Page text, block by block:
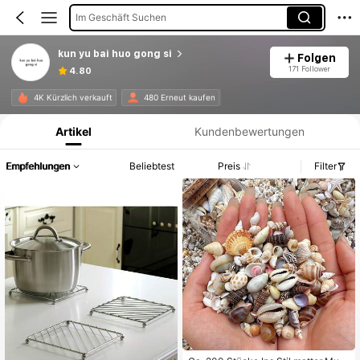
Im Geschäft Suchen
kun yu bai huo gong si
4.80
Folgen
171 Follower
4K Kürzlich verkauft 480 Erneut kaufen
Produktinformation: Preisangabe, Verkaufs- und Lagerbestandsdetails.
Artikel Kundenbewertungen
Empfehlungen Beliebtest Preis Filter